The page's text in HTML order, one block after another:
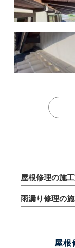
屋根修理の施
雨漏り修理の
屋根